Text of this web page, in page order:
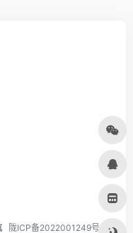
陇ICP备2022001249号